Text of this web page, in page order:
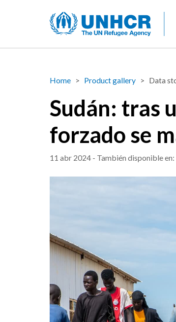
Home Product gallery Data
Sudán: tras
forzado se
11 abr 2024 - También disponible en: